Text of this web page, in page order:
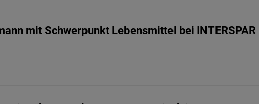
mit Schwerpunkt Lebensmittel bei INTERSPAR